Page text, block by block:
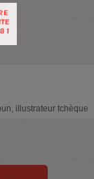
illustrateur tchèque